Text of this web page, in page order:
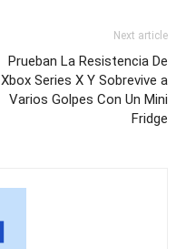
Next article
Prueban La Resistencia De
Xbox Series X Y Sobrevive a
Varios Golpes Con Un Mini
Fridge